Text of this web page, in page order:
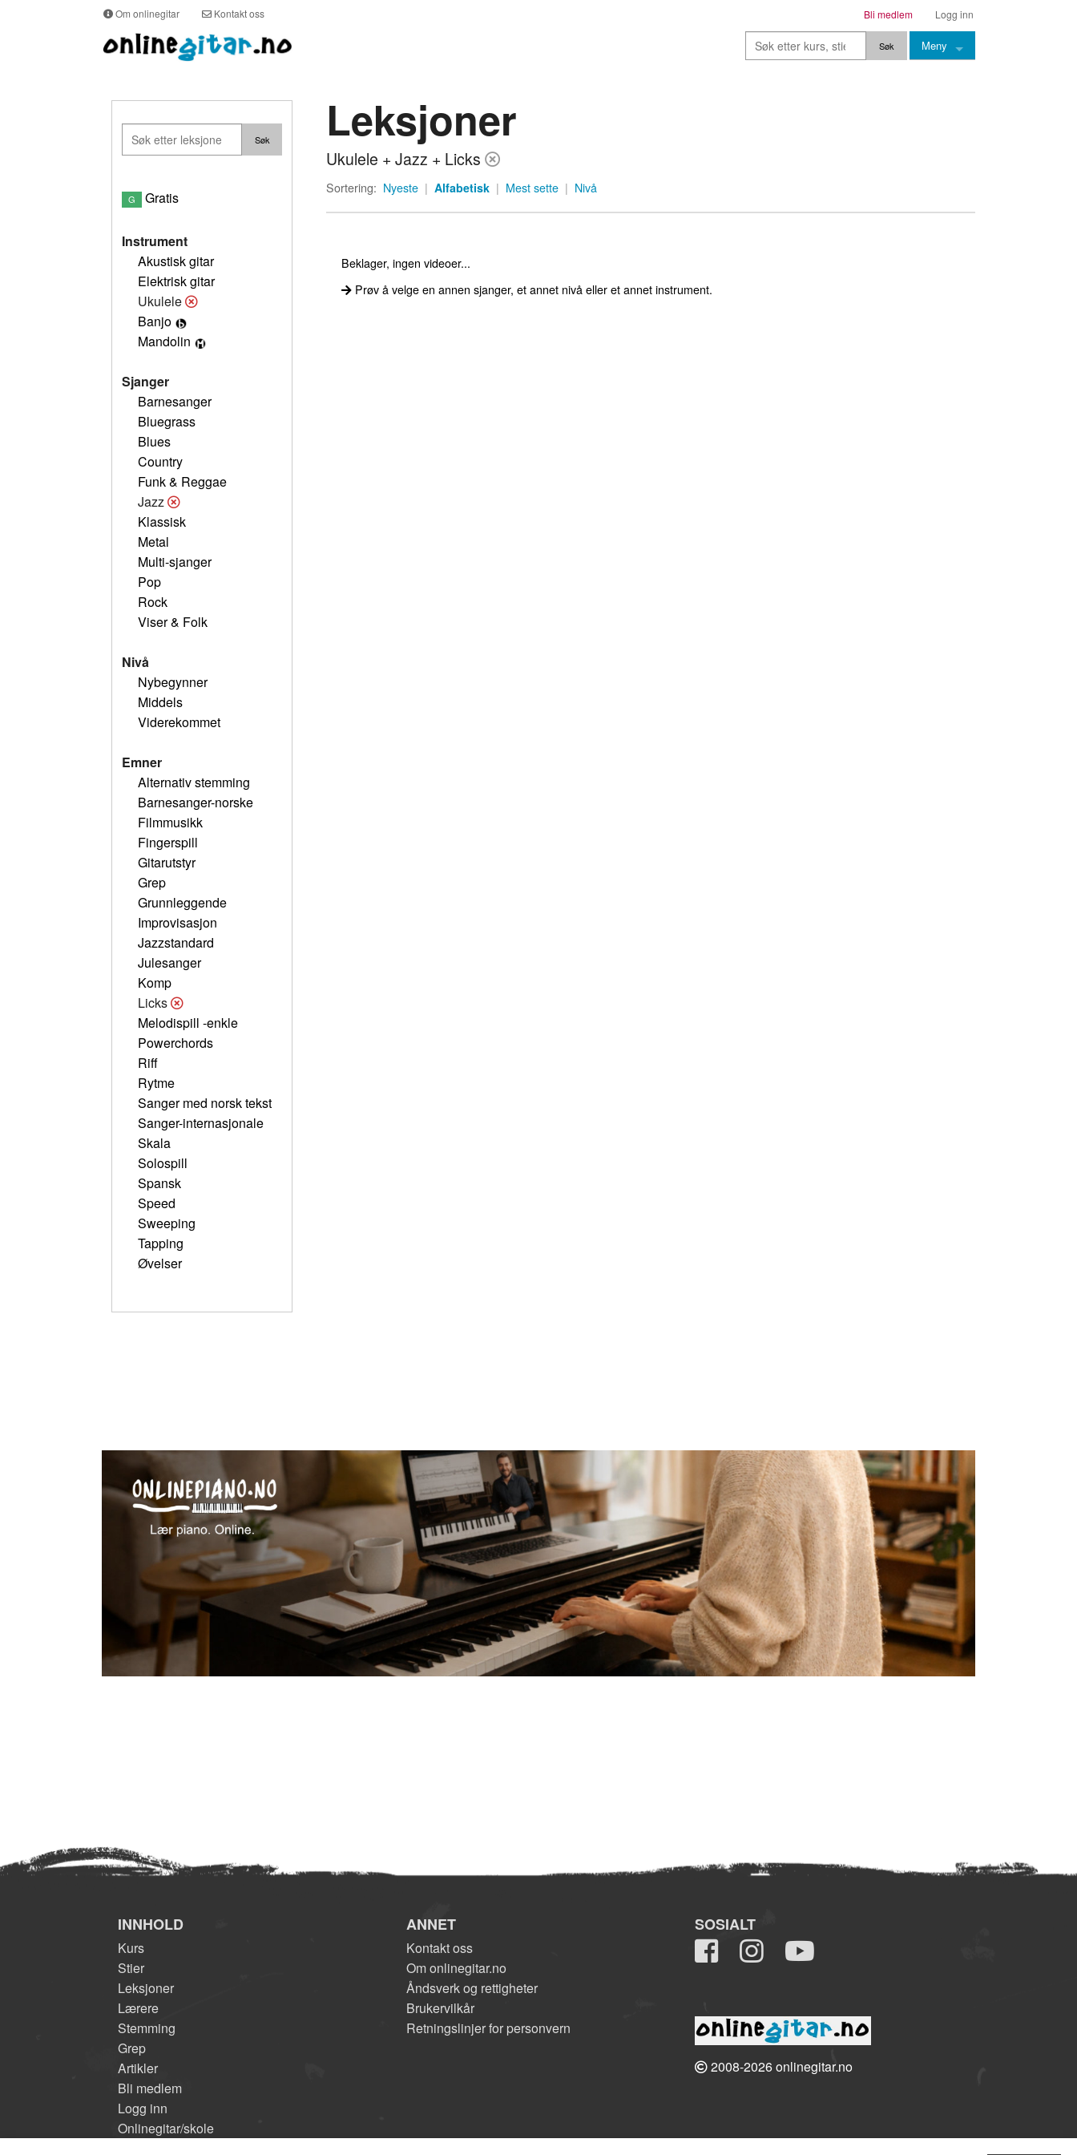
Om onlinegitar Kontakt oss Logg inn
Bli medlem
Meny
Stemming
G Gratis
Instrument
Akustisk gitar
Elektrisk gitar
Ukulele
Banjo
Mandolin
Sjanger
Barnesanger
Bluegrass
Blues
Country
Funk & Reggae
Jazz
Klassisk
Metal
Multi-sjanger
Pop
Rock
Viser & Folk
Nivå
Nybegynner
Middels
Viderekommet
Emner
Alternativ stemming
Barnesanger-norske
Filmmusikk
Fingerspill
Gitarutstyr
Grep
Grunnleggende
Improvisasjon
Jazzstandard
Julesanger
Komp
Licks
Melodispill -enkle
Powerchords
Riff
Rytme
Sanger med norsk tekst
Sanger-internasjonale
Skala
Solospill
Spansk
Speed
Sweeping
Tapping
Øvelser
Leksjoner
Ukulele + Jazz + Licks
Sortering: Nyeste | Alfabetisk | Mest sette | Nivå
Beklager, ingen videoer...
Prøv å velge en annen sjanger, et annet nivå eller et annet instrument.
INNHOLD
Kurs
Stier
Leksjoner
Lærere
Stemming
Grep
Artikler
Bli medlem
Logg inn
Onlinegitar/skole
ANNET
Kontakt oss
Om onlinegitar.no
Åndsverk og rettigheter
Brukervilkår
Retningslinjer for personvern
SOSIALT
2008-2026 onlinegitar.no